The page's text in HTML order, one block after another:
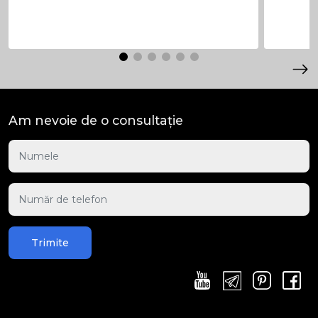
Am nevoie de o consultație
Trimite